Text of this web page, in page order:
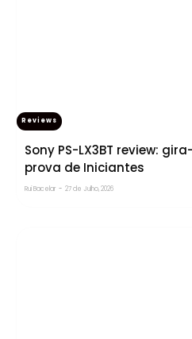
Reviews
Sony PS-LX3BT review:
prova de Iniciantes
Rui Bacelar - 27 de Julho, 2026